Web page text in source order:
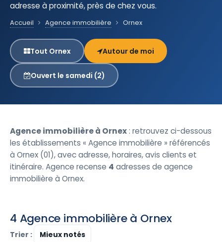
adresse à proximité, près de chez vous.
Accueil Agence immobilière Ornex
Tout Ornex Autour de moi
Ouvert le samedi (2)
Agence immobilière à Ornex: retrouvez ci-dessous
les établissements « Agence immobilière » référencés
à Ornex (01), avec adresse, horaires, avis clients et
itinéraire. Agence recense 4 adresses de agence
immobilière à Ornex.
4 Agence immobilière à Ornex
Trier :